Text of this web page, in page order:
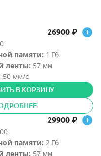
26900 ₽
памяти: 1 Гб
ленты: 57 мм
50 мм/с
В КОРЗИНУ
29900 ₽
памяти: 2 Гб
ленты: 57 мм